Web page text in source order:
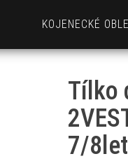
KOJENECKÉ
Tílko
7/8let